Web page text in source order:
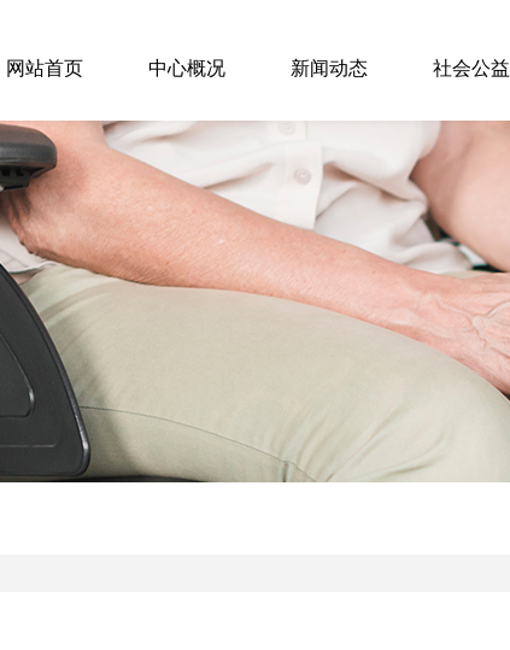
网站首页 中心概况 新闻动态 社会公益